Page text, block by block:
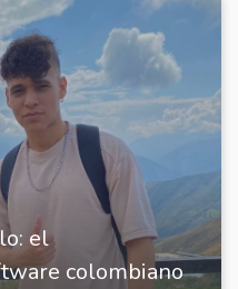
el
colombiano